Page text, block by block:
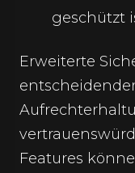
geschützt
Erweiterte
Features